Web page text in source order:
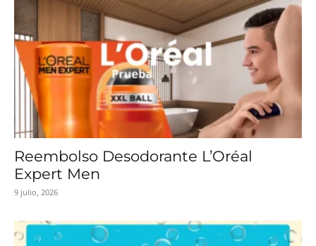
Reembolso Desodorante L’Oréal
Expert Men
9 julio, 2026